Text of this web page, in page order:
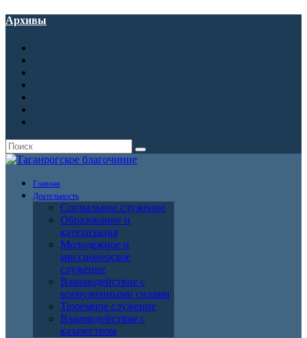
Архивы
Главная
Деятельность
Социальное служение
Образование и
катехизация
Молодежное и
миссионерское
служение
Взаимодействие с
вооруженными силами
Тюремное служение
Взаимодействие с
казачеством